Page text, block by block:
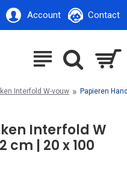
Account Contact
Interfold W-vouw Papieren
Interfold W
cm | 20 x 100